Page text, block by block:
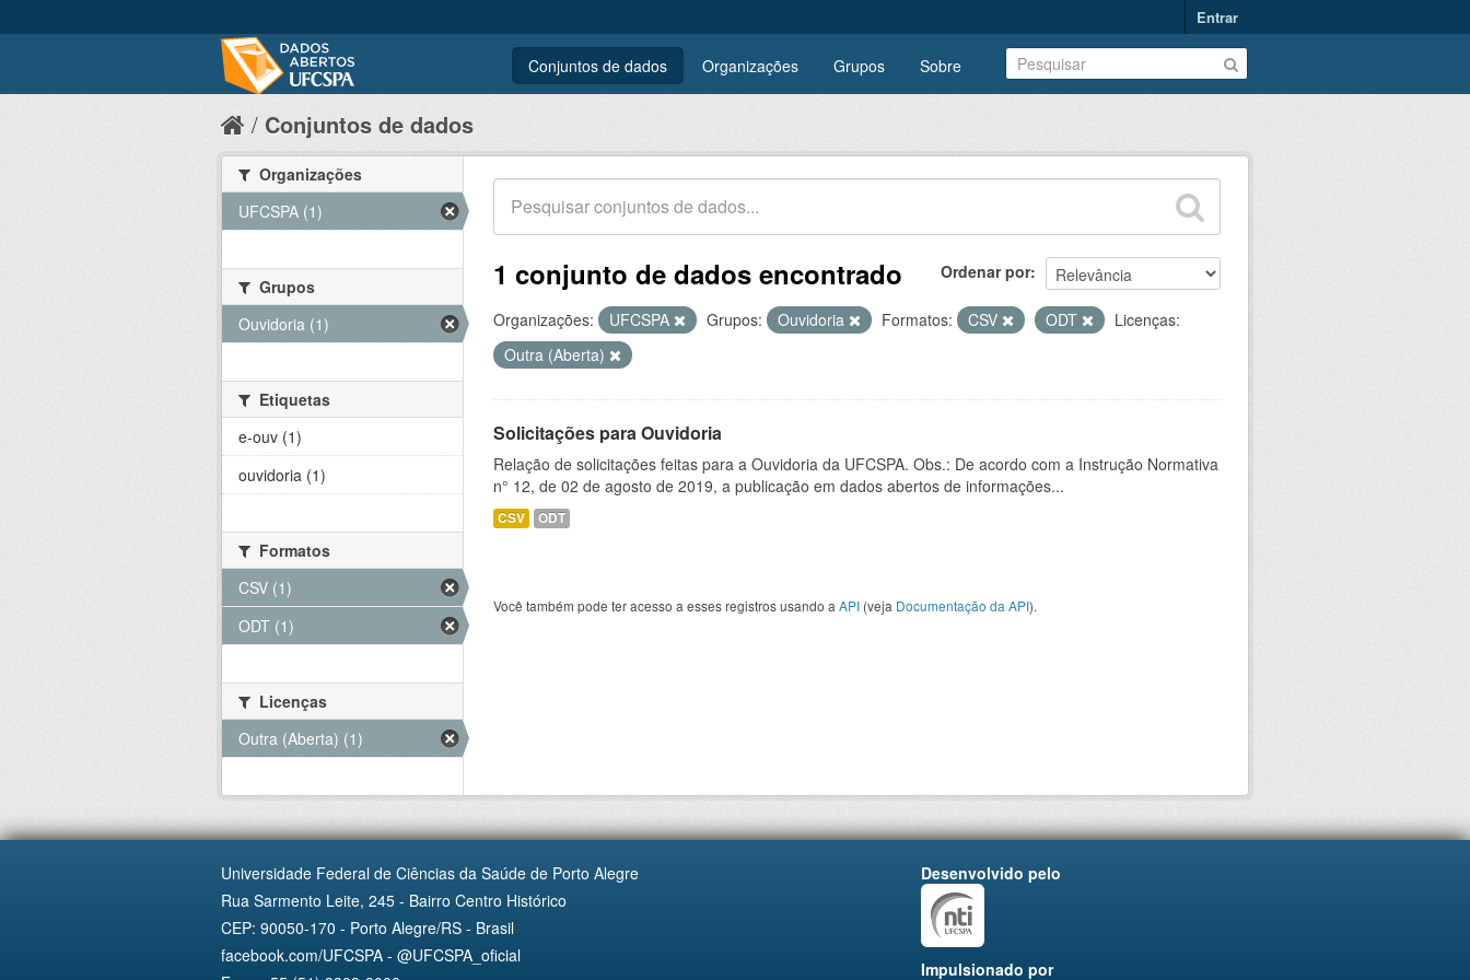
Entrar
Conjuntos de dados Organizações Grupos Sobre
Conjuntos de dados
Ordenar por
1 conjunto de dados encontrado
Organizações: UFCSPA Grupos: Ouvidoria Formatos: CSV ODT
Licenças:
Outra (Aberta)
Solicitações para Ouvidoria
Relação de solicitações feitas para a Ouvidoria da UFCSPA. Obs.: De acordo com a Instrução Normativa
n° 12, de 02 de agosto de 2019, a publicação em dados abertos de informações...
CSV ODT
Você também pode ter acesso a esses registros usando a API (veja Documentação da API).
Organizações
UFCSPA (1)
Grupos
Ouvidoria (1)
Etiquetas
e-ouv (1)
ouvidoria (1)
Formatos
CSV (1)
ODT (1)
Licenças
Outra (Aberta) (1)
Universidade Federal de Ciências da Saúde de Porto Alegre
Rua Sarmento Leite, 245 - Bairro Centro Histórico
CEP: 90050-170 - Porto Alegre/RS - Brasil
facebook.com/UFCSPA - @UFCSPA_oficial
Desenvolvido pelo
Impulsionado por